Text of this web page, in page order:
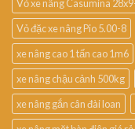
Vỏ xe nâng Casumina
Vỏ đặc xe nâng Pio 5.00-8
xe nâng cao 1 tấn cao 1m6
xe nâng chậu cảnh 500kg
xe nâng gắn cân đài loan